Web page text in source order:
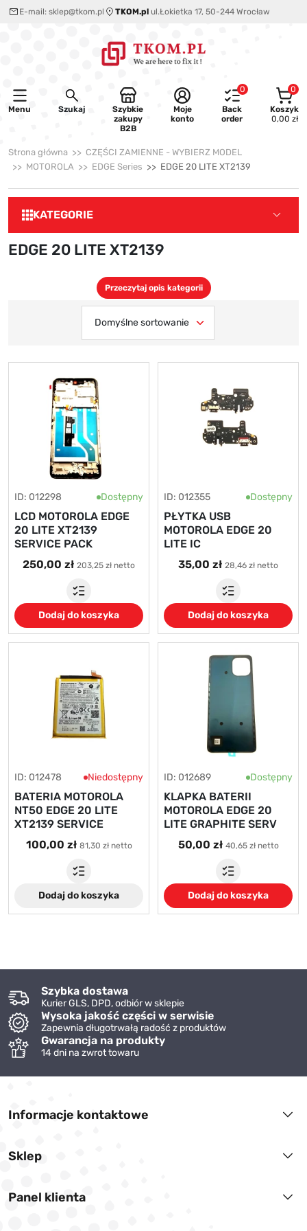
E-mail: sklep@tkom.pl TKOM.pl ul.Łokietka 17, 50-244 Wrocław
Menu Szukaj
Szybkie
zakupy
B2B
Moje
konto
0
Back
order
0
Koszyk
0,00 zł
Strona główna
CZĘŚCI ZAMIENNE - WYBIERZ MODEL
MOTOROLA
EDGE Series EDGE 20 LITE XT2139
KATEGORIE
EDGE 20 LITE XT2139
Przeczytaj opis kategorii
ID: 012298 Dostępny
LCD MOTOROLA EDGE
20 LITE XT2139
SERVICE PACK
250,00 zł 203,25 zł netto
Dodaj do koszyka
ID: 012355 Dostępny
PŁYTKA USB
MOTOROLA EDGE 20
LITE IC
35,00 zł 28,46 zł netto
Dodaj do koszyka
ID: 012478 Niedostępny
BATERIA MOTOROLA
NT50 EDGE 20 LITE
XT2139 SERVICE
100,00 zł 81,30 zł netto
Dodaj do koszyka
ID: 012689 Dostępny
KLAPKA BATERII
MOTOROLA EDGE 20
LITE GRAPHITE SERV
50,00 zł 40,65 zł netto
Dodaj do koszyka
Szybka dostawa
Kurier GLS, DPD, odbiór w sklepie
Wysoka jakość części w serwisie
Zapewnia długotrwałą radość z produktów
Gwarancja na produkty
14 dni na zwrot towaru
Informacje kontaktowe
Sklep
Panel klienta